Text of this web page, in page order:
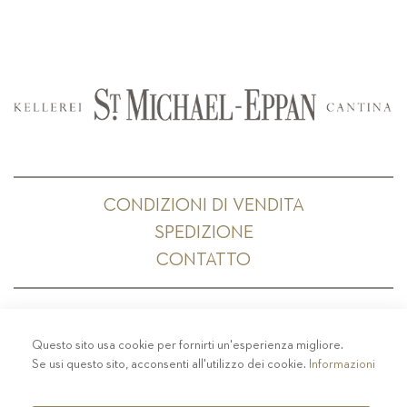
CONDIZIONI DI VENDITA
SPEDIZIONE
CONTATTO
PRIVACY-COLOPHON - COOKIE POLICY
CODICE ETICO
Questo sito usa cookie per fornirti un'esperienza migliore.
Se usi questo sito, acconsenti all'utilizzo dei cookie. Informazioni